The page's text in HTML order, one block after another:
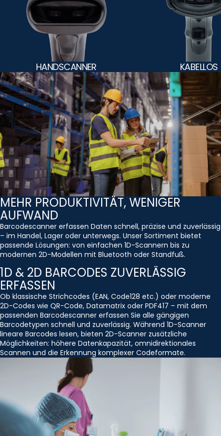
HANDSCANNER KABELLOS
MEHR PRODUKTIVITÄT, WENIGER
AUFWAND
Barcodescanner erfassen Daten schnell, präzise und zuverlässig
– im Handel, Lager oder unterwegs. Unser Sortiment bietet
passende Lösungen: von einfachen 1D-Scannern bis zu
modernen 2D-Modellen mit Bluetooth oder Standfuß.
1D & 2D BARCODES ZUVERLÄSSIG
ERFASSEN
Ob klassische Strichcodes (EAN, Code128 etc.) oder moderne
2D-Codes wie QR-Code, Datamatrix oder PDF417 – mit dem
passenden Barcodescanner erfassen Sie alle gängigen
Barcodetypen schnell und zuverlässig. Während 1D-Scanner
lineare Barcodes lesen, bieten 2D-Scanner zusätzliche
Möglichkeiten: höhere Datenkapazität, omnidirektionales
Scannen und die Erkennung komplexer Codeformate.